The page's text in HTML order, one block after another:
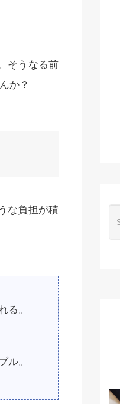
そうなる前
か？
な負担が積
る。
ル。